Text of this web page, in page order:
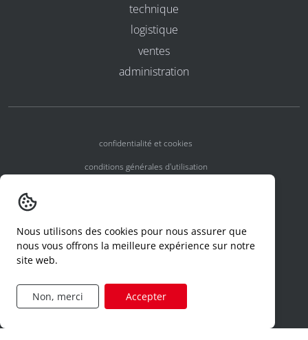
technique
logistique
ventes
administration
confidentialité et cookies
conditions générales d'utilisation
declaration d'un incident
formulaire de demande d'accès
Nous utilisons des cookies pour nous assurer que
nous vous offrons la meilleure expérience sur notre
site web.
Non, merci Accepter